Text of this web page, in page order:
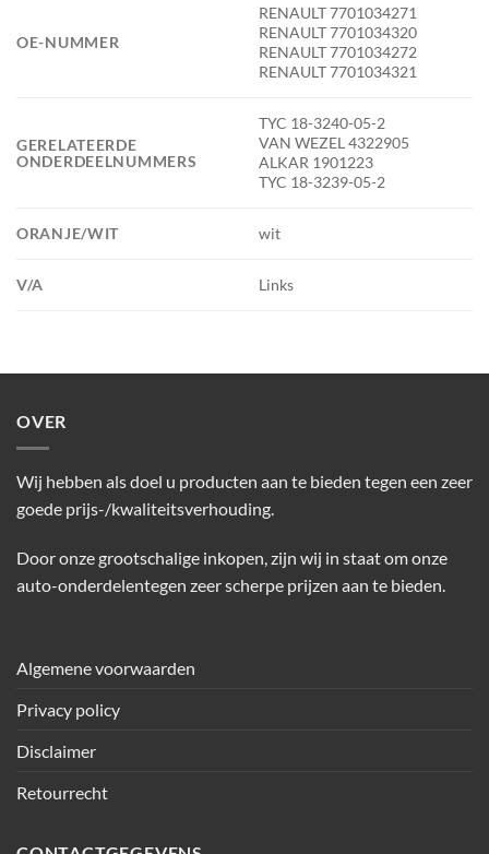
OE-NUMMER
RENAULT 7701034271
RENAULT 7701034320
RENAULT 7701034272
RENAULT 7701034321
GERELATEERDE
ONDERDEELNUMMERS
TYC 18-3240-05-2
VAN WEZEL 4322905
ALKAR 1901223
TYC 18-3239-05-2
ORANJE/WIT wit
V/A Links
OVER
Wij hebben als doel u producten aan te bieden tegen een zeer
goede prijs-/kwaliteitsverhouding.
Door onze grootschalige inkopen, zijn wij in staat om onze
auto-onderdelentegen zeer scherpe prijzen aan te bieden.
Algemene voorwaarden
Privacy policy
Disclaimer
Retourrecht